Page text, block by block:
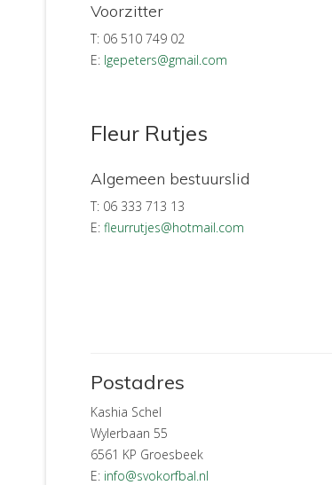
Voorzitter
T: 06 510 749 02
E: lgepeters@gmail.com
Fleur Rutjes
Algemeen bestuurslid
T: 06 333 713 13
E: fleurrutjes@hotmail.com
Postadres
Kashia Schel
Wylerbaan 55
6561 KP Groesbeek
E: info@svokorfbal.nl